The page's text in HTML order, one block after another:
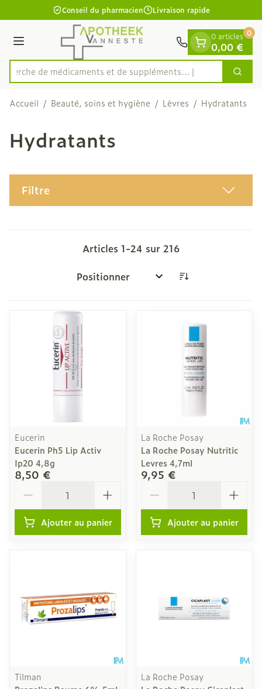
Aller au contenu
1 de 1
Conseil du pharmacien Livraison rapide
Menu
Rechercher
Recherche de médicaments et d
0 articles
0,00 €
0
Accueil / Beauté, soins et hygiène / Lèvres / Hydratants
Hydratants
Filtre
Articles 1-24 sur 216
Trier par:
Eucerin
Eucerin Ph5 Lip Activ
Ip20 4,8g
8,50 €
Ajouter au panier
La Roche Posay
La Roche Posay Nutritic
Levres 4,7ml
9,95 €
Ajouter au panier
Tilman
La Roche Posay